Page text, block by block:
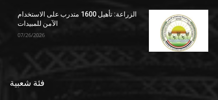
الزراعة: تأهيل 1600 متدرب على الاستخدام
الآمن للمبيدات
07/26/2026
فئة شعبية